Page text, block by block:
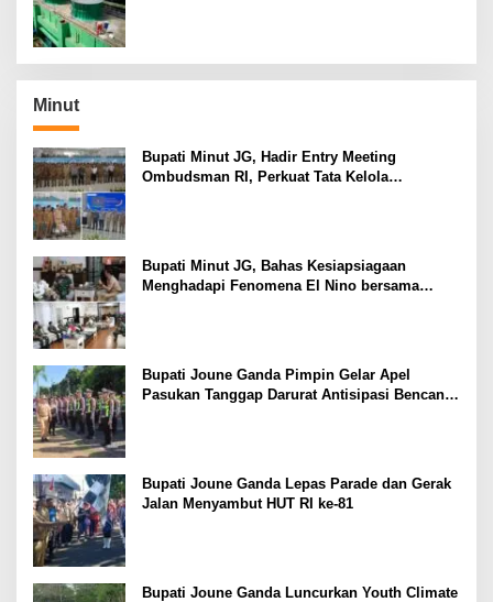
Minut
Bupati Minut JG, Hadir Entry Meeting
Ombudsman RI, Perkuat Tata Kelola
Bupati Minut JG, Bahas Kesiapsiagaan
Menghadapi Fenomena El Nino bersama
Bupati Joune Ganda Pimpin Gelar Apel
Pasukan Tanggap Darurat Antisipasi Bencana
Bupati Joune Ganda Lepas Parade dan Gerak
Jalan Menyambut HUT RI ke-81
Bupati Joune Ganda Luncurkan Youth Climate